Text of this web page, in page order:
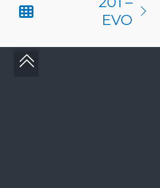
EVO